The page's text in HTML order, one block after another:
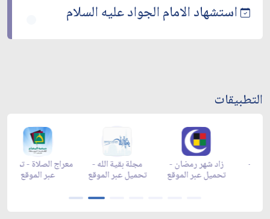
استشهاد الامام الجواد عليه السلام
التطبيقات
زاد شهر رمضان -
تحميل عبر الموقع
زاد شهر رمضان -
appstore
زاد شهر رمضان -
appgallery